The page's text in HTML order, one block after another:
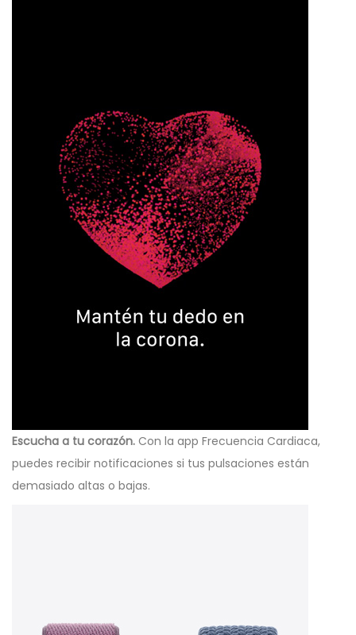
Escucha a tu corazón. Con la app Frecuencia Cardiaca,
puedes recibir notificaciones si tus pulsaciones están
demasiado altas o bajas.